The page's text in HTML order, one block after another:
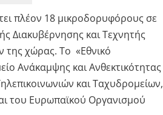
πλέον 18 μικροδορυφόρους σε
Διακυβέρνησης και Τεχνητής
της χώρας. Το «Εθνικό
Ανάκαμψης και Ανθεκτικότητας
και Ταχυδρομείων,
του Ευρωπαϊκού Οργανισμού